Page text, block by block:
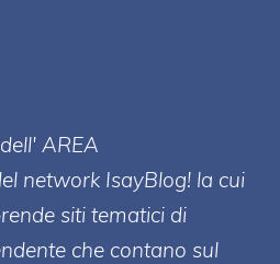
AREA
network IsayBlog! la cui
siti tematici di
che contano sul